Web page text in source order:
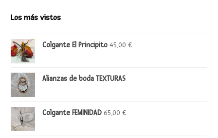
Los más vistos
Colgante El Principito 45,00€
Alianzas de boda TEXTURAS
Colgante FEMINIDAD 65,00€